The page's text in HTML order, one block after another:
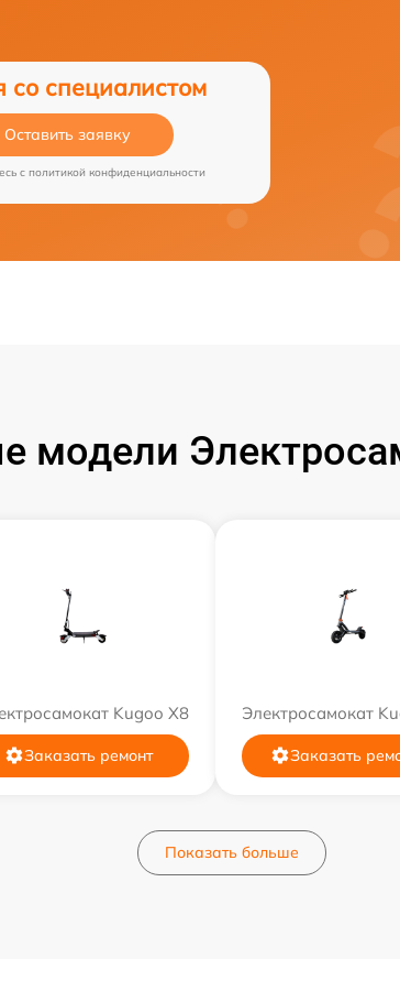
со специалистом
Оставить заявку
c политикой конфиденциальности
модели
Kugoo X8
Заказать ремонт
Электросамокат
Заказать
Показать больше